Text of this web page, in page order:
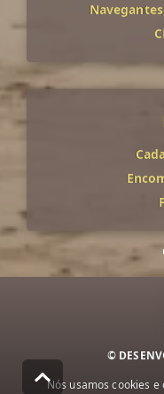
Navegantes
©
Nós usamos cookies